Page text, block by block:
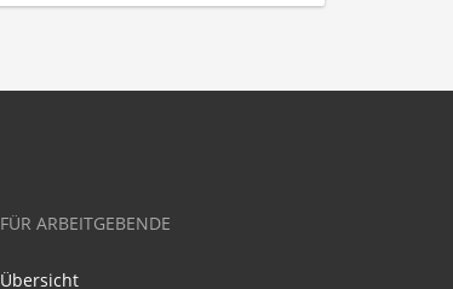
FÜR ARBEITGEBENDE
Übersicht